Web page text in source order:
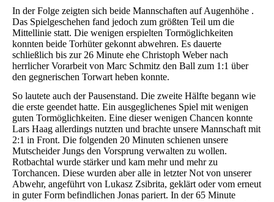
In der Folge zeigten sich beide Mannschaften auf Augenhöhe .
Das Spielgeschehen fand jedoch zum größten Teil um die
Mittellinie statt. Die wenigen erspielten Tormöglichkeiten
konnten beide Torhüter gekonnt abwehren. Es dauerte
schließlich bis zur 26 Minute ehe Christoph Weber nach
herrlicher Vorarbeit von Marc Schmitz den Ball zum 1:1 über
den gegnerischen Torwart heben konnte.
So lautete auch der Pausenstand. Die zweite Hälfte begann wie
die erste geendet hatte. Ein ausgeglichenes Spiel mit wenigen
guten Tormöglichkeiten. Eine dieser wenigen Chancen konnte
Lars Haag allerdings nutzten und brachte unsere Mannschaft mit
2:1 in Front. Die folgenden 20 Minuten schienen unsere
Mutscheider Jungs den Vorsprung verwalten zu wollen.
Rotbachtal wurde stärker und kam mehr und mehr zu
Torchancen. Diese wurden aber alle in letzter Not von unserer
Abwehr, angeführt von Lukasz Zsibrita, geklärt oder vom erneut
in guter Form befindlichen Jonas pariert. In der 65 Minute